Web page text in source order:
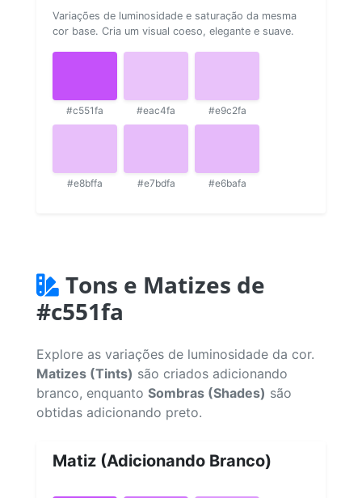
Variações de luminosidade e saturação da mesma
cor base. Cria um visual coeso, elegante e suave.
#c551fa #eac4fa #e9c2fa
#e8bffa #e7bdfa #e6bafa
Tons e Matizes de
#c551fa
Explore as variações de luminosidade da cor.
Matizes (Tints) são criados adicionando
branco, enquanto Sombras (Shades) são
obtidas adicionando preto.
Matiz (Adicionando Branco)